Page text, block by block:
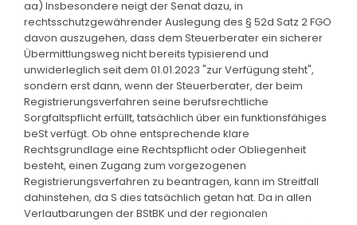
aa) Insbesondere neigt der Senat dazu, in
rechtsschutzgewährender Auslegung des § 52d Satz 2 FGO
davon auszugehen, dass dem Steuerberater ein sicherer
Übermittlungsweg nicht bereits typisierend und
unwiderleglich seit dem 01.01.2023 "zur Verfügung steht",
sondern erst dann, wenn der Steuerberater, der beim
Registrierungsverfahren seine berufsrechtliche
Sorgfaltspflicht erfüllt, tatsächlich über ein funktionsfähiges
beSt verfügt. Ob ohne entsprechende klare
Rechtsgrundlage eine Rechtspflicht oder Obliegenheit
besteht, einen Zugang zum vorgezogenen
Registrierungsverfahren zu beantragen, kann im Streitfall
dahinstehen, da S dies tatsächlich getan hat. Da in allen
Verlautbarungen der BStBK und der regionalen